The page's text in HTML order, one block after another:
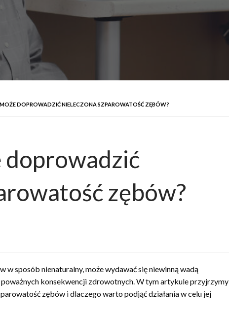
DOPROWADZIĆ NIELECZONA SZPAROWATOŚĆ ZĘBÓW?
doprowadzić
zębów?
sposób nienaturalny, może wydawać się niewinną wadą
konsekwencji zdrowotnych. W tym artykule przyjrzymy
zębów i dlaczego warto podjąć działania w celu jej